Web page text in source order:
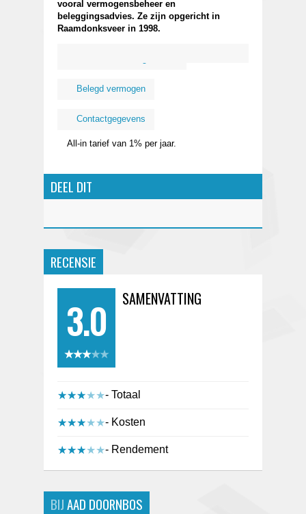
vooral vermogensbeheer en
beleggingsadvies. Ze zijn opgericht in
Raamdonksveer in 1998.
Belegd vermogen
Contactgegevens
All-in tarief van 1% per jaar.
DEEL DIT
RECENSIE
3.0
★★★★★
★★★★★
SAMENVATTING
★★★★★
★★★★★- Totaal
★★★★★
★★★★★- Kosten
★★★★★
★★★★★- Rendement
BIJAAD DOORNBOS